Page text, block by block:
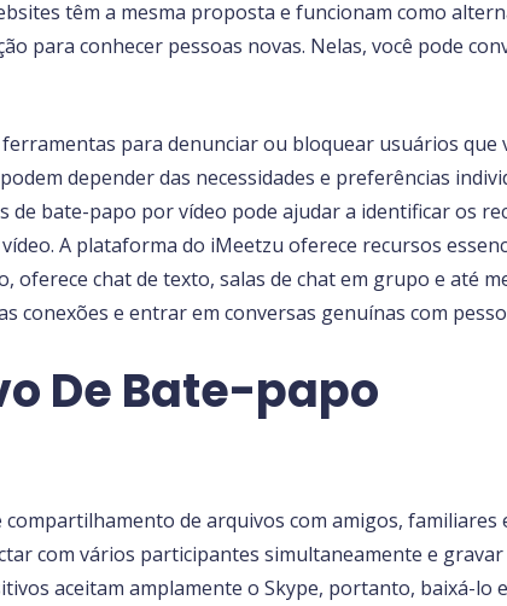
têm a mesma proposta e funcionam como
para conhecer pessoas novas. Nelas, você pode
para denunciar ou bloquear usuários que
depender das necessidades e preferências
bate-papo por vídeo pode ajudar a identificar os
A plataforma do iMeetzu oferece recursos
chat de texto, salas de chat em grupo e até
conexões e entrar em conversas genuínas com
De Bate-papo
de arquivos com amigos, familiares
com vários participantes simultaneamente e gravar
aceitam amplamente o Skype, portanto, baixá-lo